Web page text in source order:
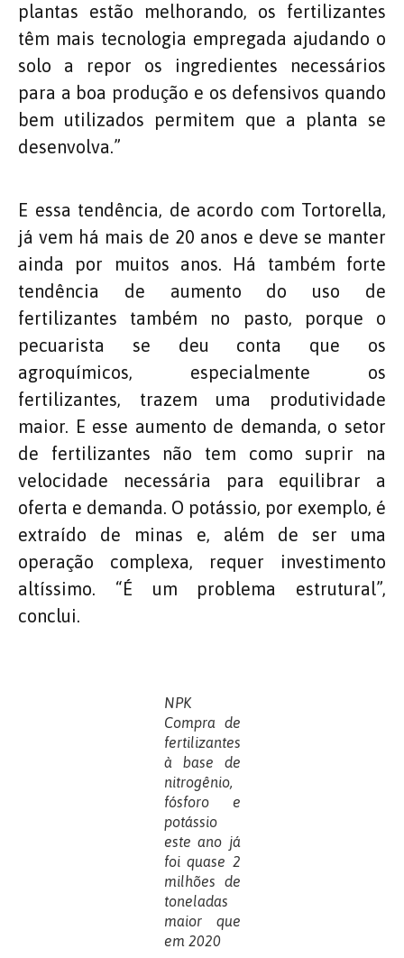
plantas estão melhorando, os fertilizantes
têm mais tecnologia empregada ajudando o
solo a repor os ingredientes necessários
para a boa produção e os defensivos quando
bem utilizados permitem que a planta se
desenvolva.”
E essa tendência, de acordo com Tortorella,
já vem há mais de 20 anos e deve se manter
ainda por muitos anos. Há também forte
tendência de aumento do uso de
fertilizantes também no pasto, porque o
pecuarista se deu conta que os
agroquímicos, especialmente os
fertilizantes, trazem uma produtividade
maior. E esse aumento de demanda, o setor
de fertilizantes não tem como suprir na
velocidade necessária para equilibrar a
oferta e demanda. O potássio, por exemplo, é
extraído de minas e, além de ser uma
operação complexa, requer investimento
altíssimo. “É um problema estrutural”,
conclui.
NPK
Compra de
fertilizantes
à base de
nitrogênio,
fósforo e
potássio
este ano já
foi quase 2
milhões de
toneladas
maior que
em 2020